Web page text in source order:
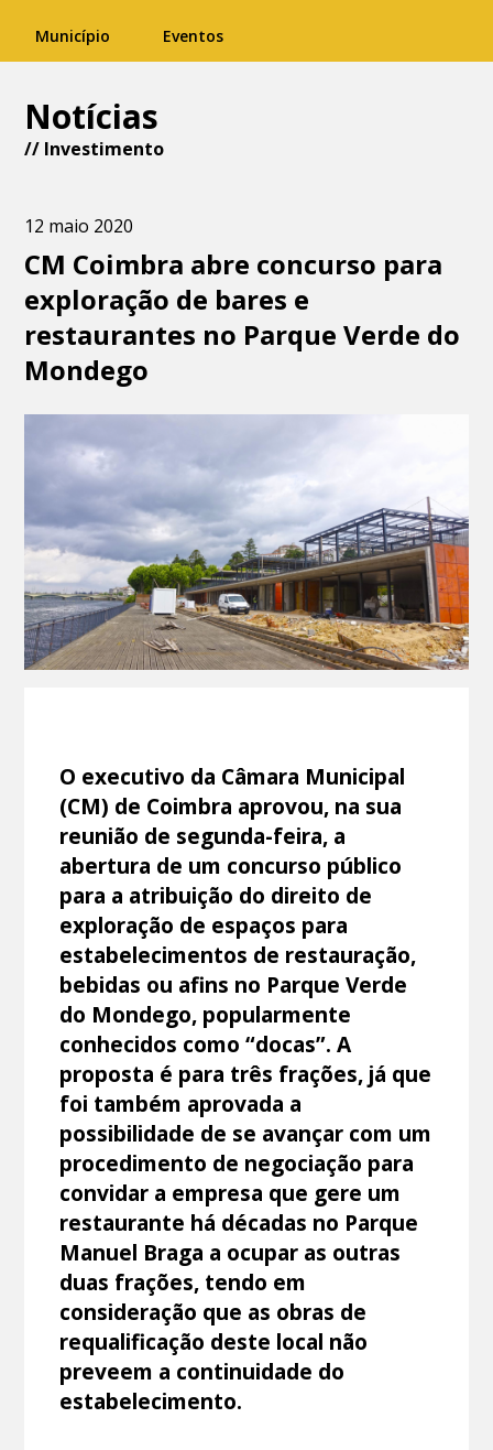
Município Eventos
Notícias
// Investimento
12 maio 2020
CM Coimbra abre concurso para
exploração de bares e
restaurantes no Parque Verde do
Mondego
O executivo da Câmara Municipal
(CM) de Coimbra aprovou, na sua
reunião de segunda-feira, a
abertura de um concurso público
para a atribuição do direito de
exploração de espaços para
estabelecimentos de restauração,
bebidas ou afins no Parque Verde
do Mondego, popularmente
conhecidos como “docas”. A
proposta é para três frações, já que
foi também aprovada a
possibilidade de se avançar com um
procedimento de negociação para
convidar a empresa que gere um
restaurante há décadas no Parque
Manuel Braga a ocupar as outras
duas frações, tendo em
consideração que as obras de
requalificação deste local não
preveem a continuidade do
estabelecimento.